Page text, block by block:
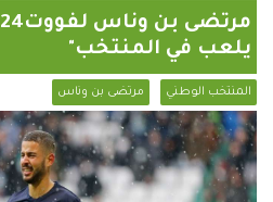
ألبومات الصور
أخبار متفرقة
البرامج
البث المباشر
يلعب في المنتخب"
المنتخب الوطني مرتضى بن وناس